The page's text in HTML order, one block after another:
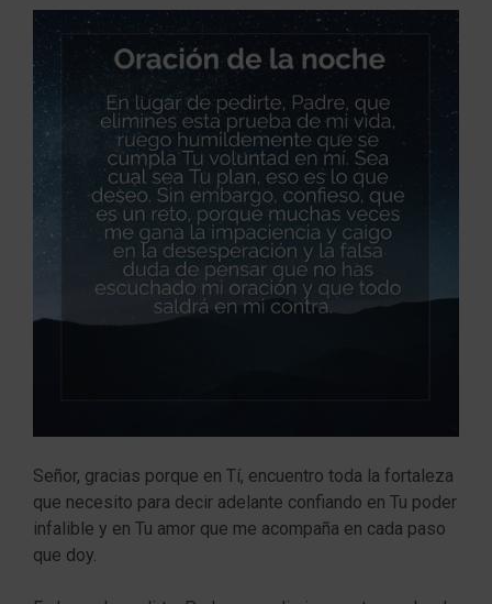
Señor, gracias porque en Tí, encuentro toda la fortaleza
que necesito para decir adelante confiando en Tu poder
infalible y en Tu amor que me acompaña en cada paso
que doy.